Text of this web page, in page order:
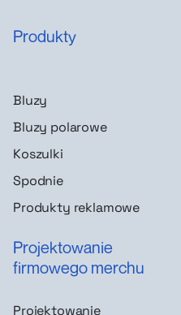
Produkty
Bluzy
Bluzy polarowe
Koszulki
Spodnie
Produkty reklamowe
Projektowanie
firmowego merchu
Projektowanie